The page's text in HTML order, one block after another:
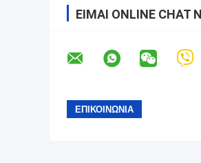
ΕΊΜΑΙ ONLINE CHAT